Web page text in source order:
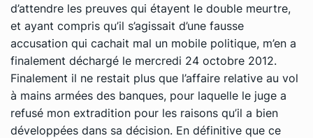
d’attendre les preuves qui étayent le double meurtre,
et ayant compris qu’il s’agissait d’une fausse
accusation qui cachait mal un mobile politique, m’en a
finalement déchargé le mercredi 24 octobre 2012.
Finalement il ne restait plus que l’affaire relative au vol
à mains armées des banques, pour laquelle le juge a
refusé mon extradition pour les raisons qu’il a bien
développées dans sa décision. En définitive que ce